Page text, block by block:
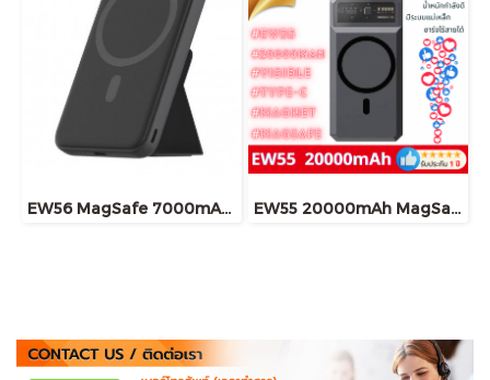
EW56 MagSafe 7000mAh สีดำ EW55 20000mAh MagSafe 20W